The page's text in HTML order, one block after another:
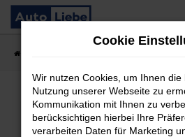
Zum
Hauptinhalt
Fehler: Network
Cookie
Wir nutzen Cookies, um Ihnen die
Nutzung unserer Webseite zu
Kommunikation mit Ihnen zu
berücksichtigen hierbei Ihre
verarbeiten Daten für Marketing